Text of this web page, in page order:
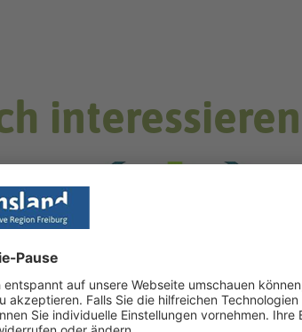
interessieren